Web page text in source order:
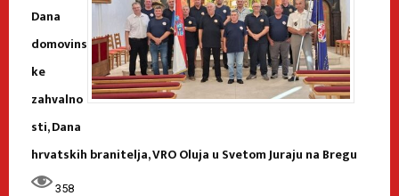
Dana
domovins
ke
zahvalno
sti, Dana
hrvatskih branitelja, VRO Oluja u Svetom Juraju na Bregu
358